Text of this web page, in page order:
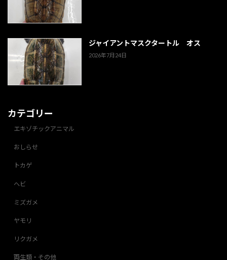
ジャイアントマスクタートル オス
2026年7月24日
カテゴリー
エキゾチックアニマル
おしらせ
トカゲ
ヘビ
ミズガメ
ヤモリ
リクガメ
両生類・その他